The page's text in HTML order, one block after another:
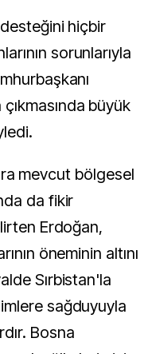
desteğini hiçbir
sorunlarıyla
büyük
mevcut bölgesel
da fikir
Erdoğan,
öneminin altını
Sırbistan'la
sağduyuyla
Bosna